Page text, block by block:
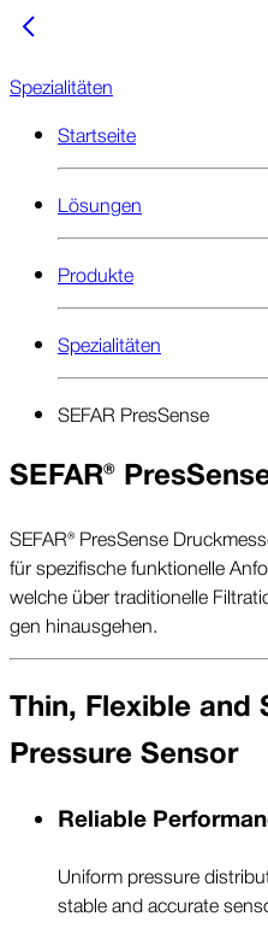
Spezialitäten
Startseite
Lösungen
Produkte
Spezialitäten
SEFAR PresSense
SEFAR®
SEFAR® PresSense
für spe­zi­fi­sche funk­tio­nelle
welche über tra­di­tio­nelle
gen hinaus­gehen.
Thin, Flexible and
Pressure Sensor
Reliable
Uniform pressure
stable and accurate